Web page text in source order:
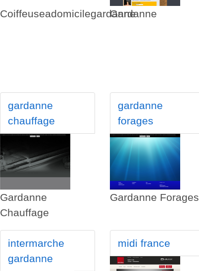
Coiffeuseadomicilegardanne
Gardanne
gardanne
chauffage
Gardanne
Chauffage
gardanne
forages
Gardanne Forages
intermarche
gardanne
midi france